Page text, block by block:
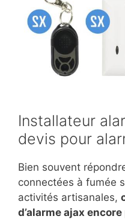
Installateur
devis pour
Bien souvent
connectées à fumée
activités artisanales,
d’alarme ajax